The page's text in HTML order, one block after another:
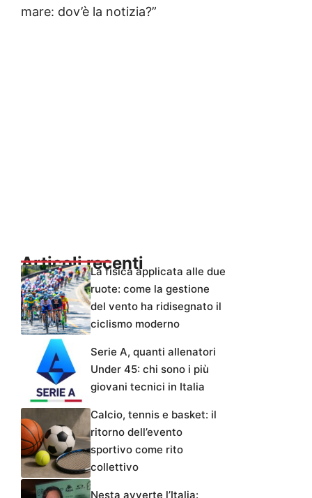
mare: dov’è la notizia?”
Articoli recentiLa fisica applicata alle due
ruote: come la gestione
del vento ha ridisegnato il
ciclismo moderno
Serie A, quanti allenatori
Under 45: chi sono i più
giovani tecnici in Italia
Calcio, tennis e basket: il
ritorno dell’evento
sportivo come rito
collettivo
Nesta avverte l’Italia: